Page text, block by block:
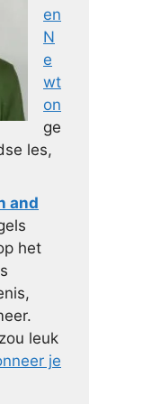
en
N
e
wt
on
ge
les,
and
het
leuk
je